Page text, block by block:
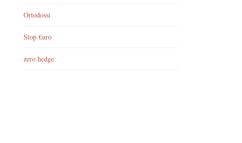
Ortodossi
Stop €uro
zero hedge